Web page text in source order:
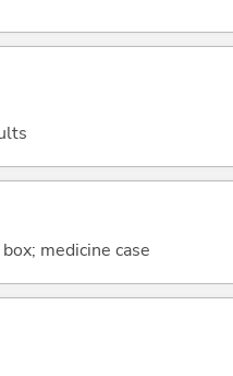
medicine case